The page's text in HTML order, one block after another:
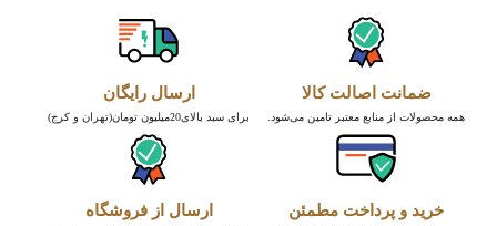
ضمانت اصالت کالا
همه محصولات از منابع معتبر تامین می‌شود.
ارسال رایگان
برای سبد بالای20میلیون تومان(تهران و کرج)
خرید و پرداخت مطمئن ارسال از فروشگاه